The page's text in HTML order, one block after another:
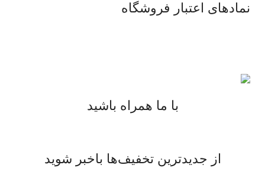
نمادهای اعتبار فروشگاه
با ما همراه باشید
از جدیدترین تخفیف‌ها باخبر شوید